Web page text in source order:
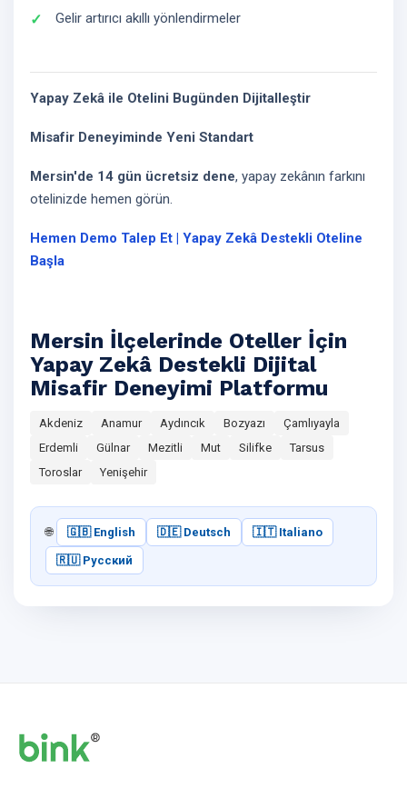
Gelir artırıcı akıllı yönlendirmeler
Yapay Zekâ ile Otelini Bugünden Dijitalleştir
Misafir Deneyiminde Yeni Standart
Mersin'de 14 gün ücretsiz dene, yapay zekânın farkını
otelinizde hemen görün.
Hemen Demo Talep Et | Yapay Zekâ Destekli Oteline
Başla
Mersin İlçelerinde Oteller İçin
Yapay Zekâ Destekli Dijital
Misafir Deneyimi Platformu
Akdeniz Anamur Aydıncık Bozyazı
Çamlıyayla
Erdemli
Gülnar Mezitli Mut Silifke
Tarsus
Toroslar
Yenişehir
🌐 🇬🇧 English 🇩🇪 Deutsch 🇮🇹 Italiano
🇷🇺 Русский